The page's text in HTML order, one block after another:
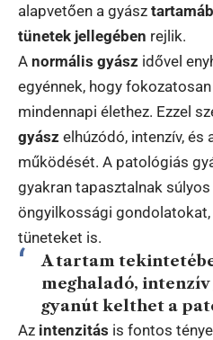
alapvetően a gyász
tünetek jellegében rejlik.
A normális gyász idővel
egyénnek, hogy
mindennapi élethez. Ezzel
gyász elhúzódó, intenzív, és
működését. A patológiás
gyakran tapasztalnak
öngyilkossági
tüneteket is.
A tartam
meghaladó,
gyanút kelthet a
Az intenzitás is fontos